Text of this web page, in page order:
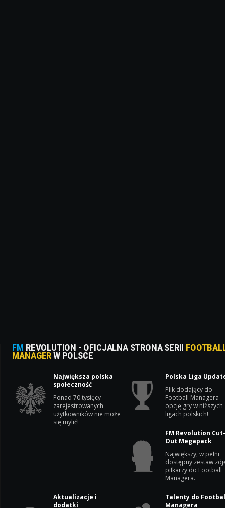
FM REVOLUTION - OFICJALNA STRONA SERII
MANAGERW POLSCE
Największa polska
społeczność
Ponad 70 tysięcy
zarejestrowanych
użytkowników nie może
się mylić!
Polska Liga
Plik dodający do
Football Managera
opcję gry w niższych
ligach polskich!
FM Revolution
Out Megapack
Największy, w pełni
dostępny zestaw
piłkarzy do Football
Managera.
Aktualizacje i
dodatki
Talenty do
Managera